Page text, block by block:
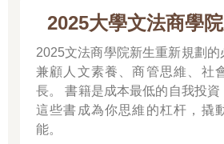
2025大學文法商學
2025文法商學院新生重新規劃的
兼顧人文素養、商管思維、社
長。 書籍是成本最低的自我投資
這些書成為你思維的杠杆，撬
能。